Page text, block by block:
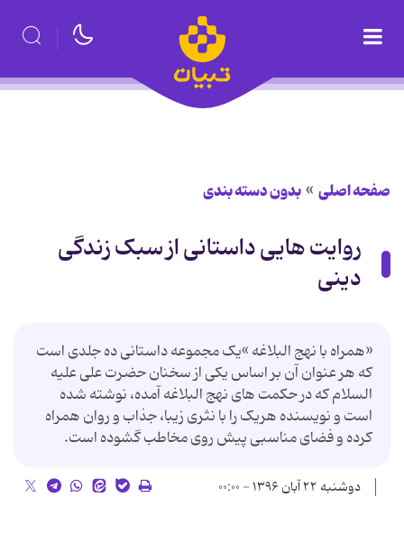
صفحه اصلی بدون دسته بندی
روایت هایی داستانی از سبک زندگی
دینی
«همراه با نهج البلاغه »یک مجموعه داستانی ده جلدی است
که هر عنوان آن بر اساس یکی از سخنان حضرت علی علیه
السلام که در حکمت های نهج البلاغه آمده، نوشته شده
است و نویسنده هریک را با نثری زیبا، جذاب و روان همراه
کرده و فضای مناسبی پیش روی مخاطب گشوده است.
دوشنبه ۲۲ آبان ۱۳۹۶ - ۰۰:۰۰